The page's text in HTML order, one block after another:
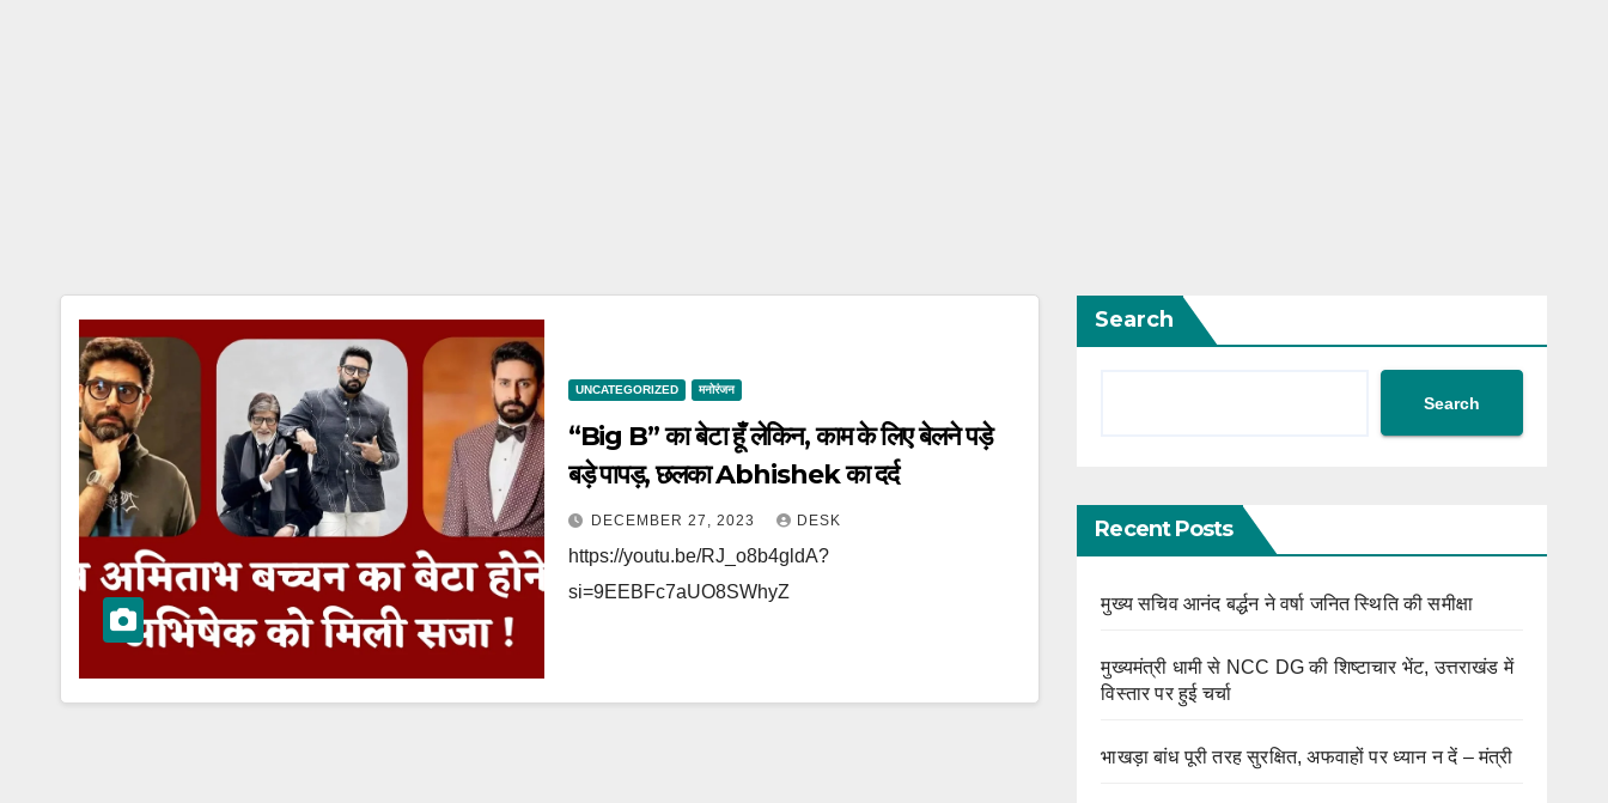
UNCATEGORIZED मनोरंजन
“Big B” का बेटा हूँ लेकिन, काम के लिए बेलने पड़े
बड़े पापड़, छलका Abhishek का दर्द
DECEMBER 27, 2023 DESK
https://youtu.be/RJ_o8b4gldA?
si=9EEBFc7aUO8SWhyZ
Search
Search
Recent Posts
मुख्य सचिव आनंद बर्द्धन ने वर्षा जनित स्थिति की समीक्षा
मुख्यमंत्री धामी से NCC DG की शिष्टाचार भेंट, उत्तराखंड में
विस्तार पर हुई चर्चा
भाखड़ा बांध पूरी तरह सुरक्षित, अफवाहों पर ध्यान न दें – मंत्री